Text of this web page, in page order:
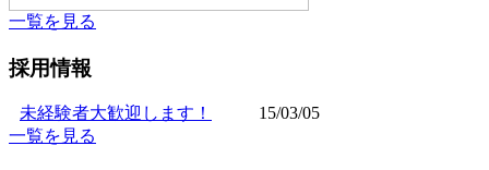
一覧を見る
採用情報
未経験者大歓迎します！
15/03/05
一覧を見る